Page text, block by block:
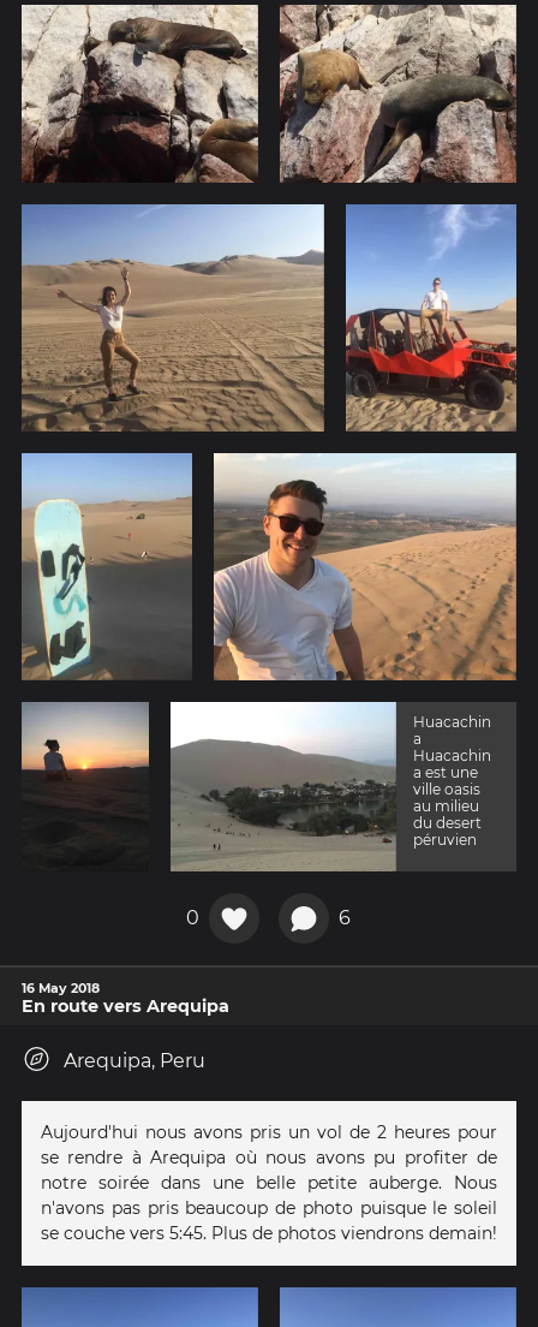
Huacachin
a
Huacachin
a est une
ville oasis
au milieu
du desert
péruvien
0 6
16 May 2018
En route vers Arequipa
Arequipa, Peru
Aujourd'hui nous avons pris un vol de 2 heures pour
se rendre à Arequipa où nous avons pu profiter de
notre soirée dans une belle petite auberge. Nous
n'avons pas pris beaucoup de photo puisque le soleil
se couche vers 5:45. Plus de photos viendrons demain!